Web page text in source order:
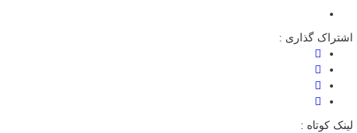
اشتراک گذاری :
لینک کوتاه :